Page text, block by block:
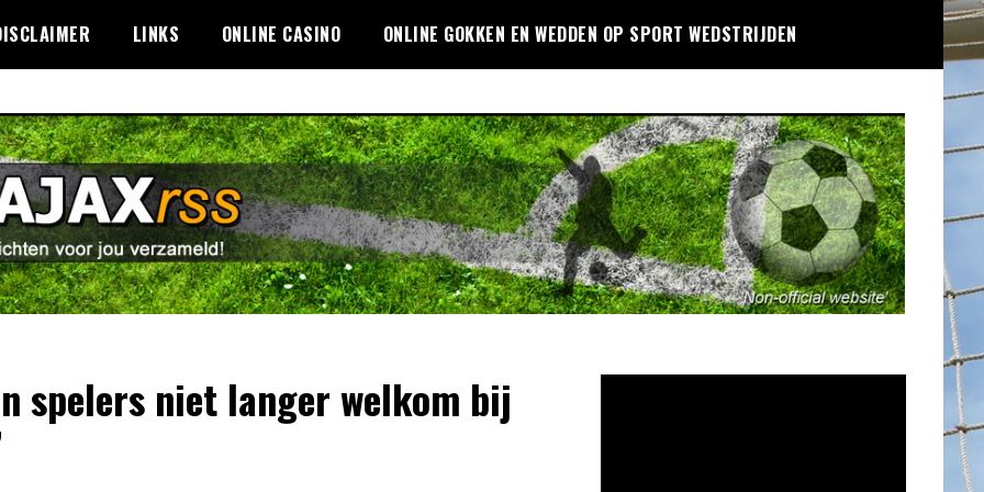
LINKS ONLINE CASINO ONLINE GOKKEN EN WEDDEN OP SPORT WEDSTRIJDEN
spelers niet langer welkom bij